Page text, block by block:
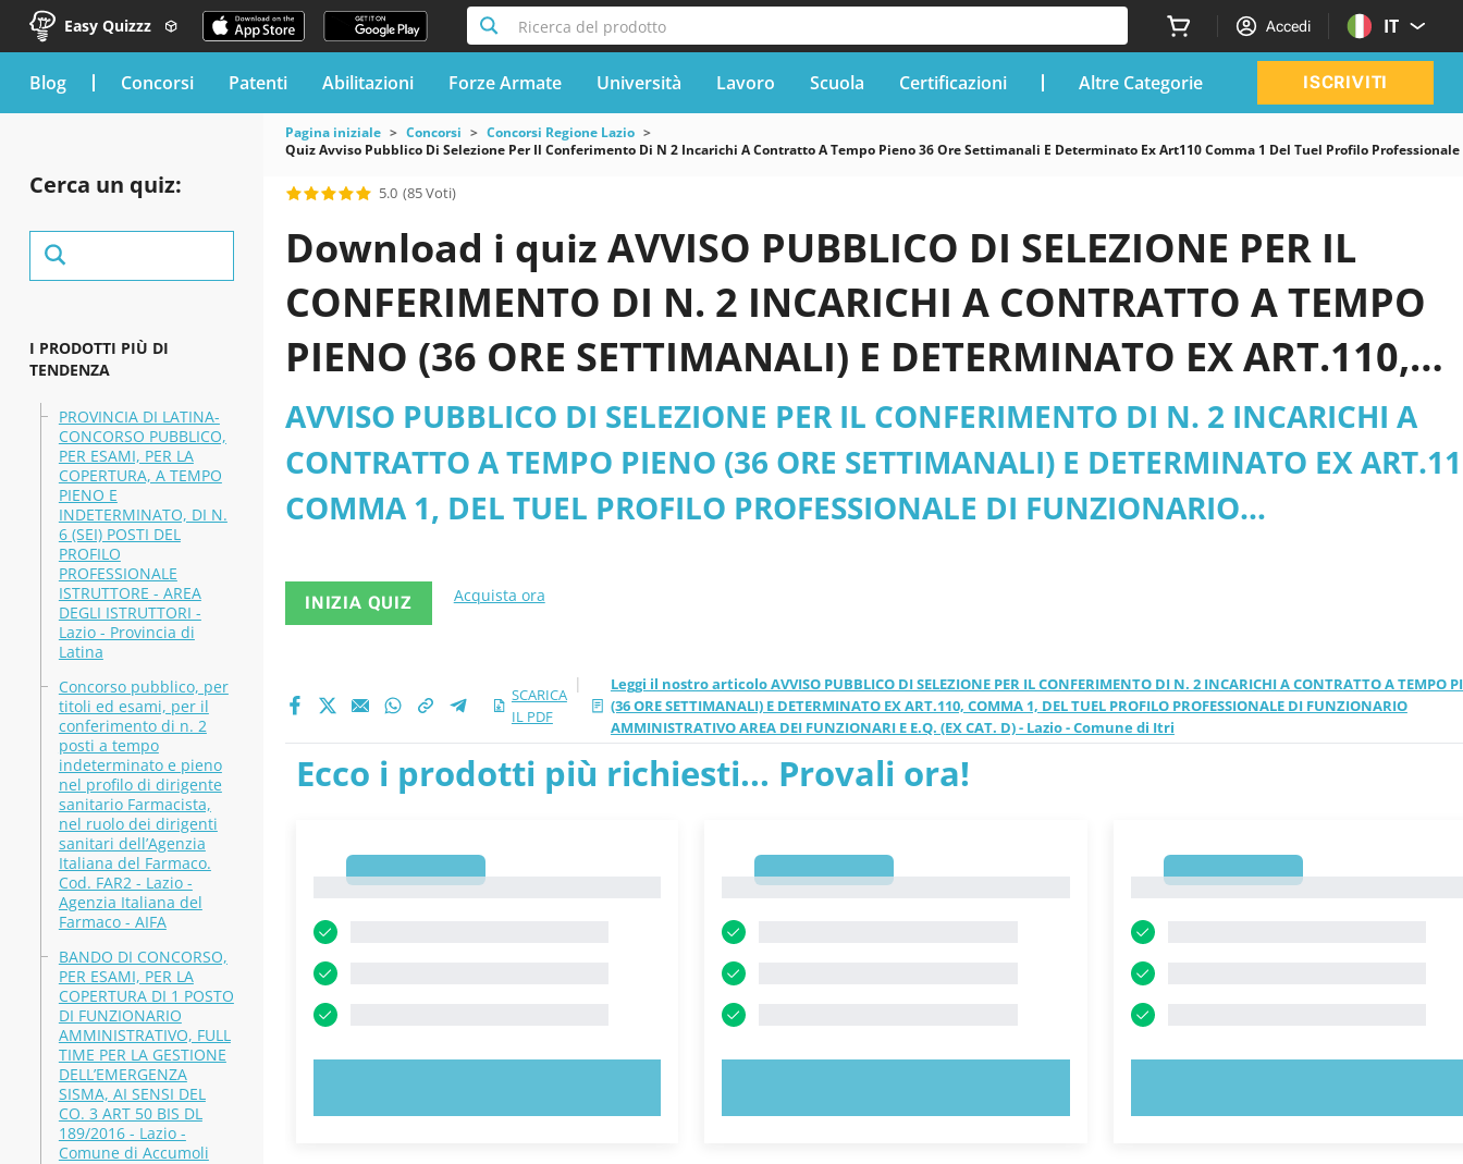
Easy Quizzz Ricerca del prodotto Accedi IT
blog Concorsi Patenti Abilitazioni Forze Armate Università Lavoro Scuola Certificazioni Altre Categorie ISCRIVITI
Cerca un quiz:
I PRODOTTI PIÙ DI
TENDENZA
PROVINCIA DI LATINA-
CONCORSO PUBBLICO,
PER ESAMI, PER LA
COPERTURA, A TEMPO
PIENO E
INDETERMINATO, DI N.
6 (SEI) POSTI DEL
PROFILO
PROFESSIONALE
ISTRUTTORE - AREA
DEGLI ISTRUTTORI -
Lazio - Provincia di
Latina
Concorso pubblico, per
titoli ed esami, per il
conferimento di n. 2
posti a tempo
indeterminato e pieno
nel profilo di dirigente
sanitario Farmacista,
nel ruolo dei dirigenti
sanitari dell’Agenzia
Italiana del Farmaco.
Cod. FAR2 - Lazio -
Agenzia Italiana del
Farmaco - AIFA
BANDO DI CONCORSO,
PER ESAMI, PER LA
COPERTURA DI 1 POSTO
DI FUNZIONARIO
AMMINISTRATIVO, FULL
TIME PER LA GESTIONE
DELL’EMERGENZA
SISMA, AI SENSI DEL
CO. 3 ART 50 BIS DL
189/2016 - Lazio -
Comune di Accumoli
Pagina iniziale Concorsi
Concorsi Regione Lazio
Quiz Avviso Pubblico Di Selezione Per Il Conferimento Di N 2 Incarichi A Contratto A Tempo Pieno 36 Ore Settimanali E Determinato Ex Art110 Comma 1 Del Tuel Profilo
5.0 (85 Voti)
Download i quiz AVVISO PUBBLICO DI SELEZIONE PER IL
CONFERIMENTO DI N. 2 INCARICHI A CONTRATTO A TEMPO
PIENO (36 ORE SETTIMANALI) E DETERMINATO EX ART.110,
COMMA 1, DEL TUEL PROFILO PROFESSIONALE DI
FUNZIONARIO AMMINISTRATIVO AREA DEI FUNZIONARI E.Q.
(EX CAT. D) - Lazio - Comune di Itri pdf versione 2026
AVVISO PUBBLICO DI SELEZIONE PER IL CONFERIMENTO DI N. 2 INCARICHI A
CONTRATTO A TEMPO PIENO (36 ORE SETTIMANALI) E DETERMINATO EX
COMMA 1, DEL TUEL PROFILO PROFESSIONALE DI FUNZIONARIO
- PDF
INIZIA QUIZ Acquista ora
SCARICA
IL PDF
|
Leggi il nostro articolo AVVISO PUBBLICO DI SELEZIONE PER IL CONFERIMENTO DI N. 2 INCARICHI A CONTRATTO A TEMPO
(36 ORE SETTIMANALI) E DETERMINATO EX ART.110, COMMA 1, DEL TUEL PROFILO PROFESSIONALE DI FUNZIONARIO
AMMINISTRATIVO AREA DEI FUNZIONARI E E.Q. (EX CAT. D) - Lazio - Comune di Itri
Ecco i prodotti più richiesti... Provali ora!